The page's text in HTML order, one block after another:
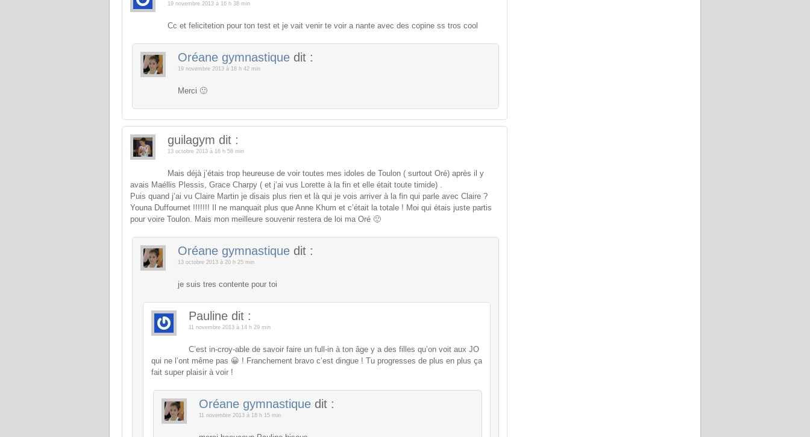
19 novembre 2013 à 16 h 38 min
Cc et felicitetion pour ton test et je vait venir te voir a nante avec des copine ss tros cool
Oréane gymnastique dit :
19 novembre 2013 à 18 h 42 min
Merci 🙂
guilagym dit :
13 octobre 2013 à 16 h 58 min
Mais déjà j’étais trop heureuse de voir toutes mes idoles de Toulon ( surtout Oré) après il y
avais Maéllis Plessis, Grace Charpy ( et j’ai vus Lorette à la fin et elle était toute timide) .
Puis quand j’ai vu Claire Martin je disais plus rien et là qui je vois arriver à la fin qui parle avec Claire ?
Youna Duffournet !!!!!!! Il ne manquait plus que Anne Khum et c’était la totale ! Moi qui étais juste partis
pour voire Toulon. Mais mon meilleure souvenir restera de loi ma Oré 🙂
Oréane gymnastique dit :
13 octobre 2013 à 20 h 25 min
je suis tres contente pour toi
Pauline dit :
11 novembre 2013 à 14 h 29 min
C’est in-croy-able de savoir faire un full-in à ton âge y a des filles qu’on voit aux JO
qui ne l’ont même pas 😀 ! Franchement bravo c’est dingue ! Tu progresses de plus en plus ça
fait super plaisir à voir !
Oréane gymnastique dit :
11 novembre 2013 à 18 h 15 min